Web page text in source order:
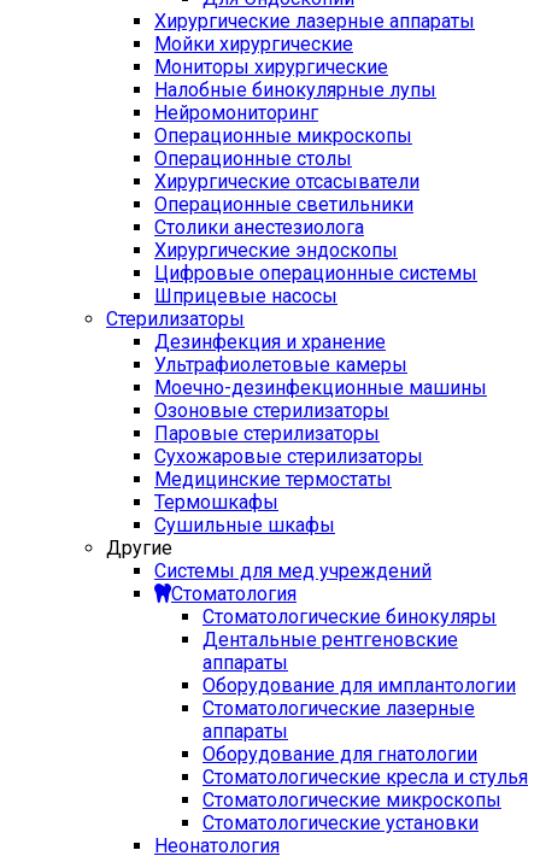
Хирургические лазерные аппараты
Мойки хирургические
Мониторы хирургические
Налобные бинокулярные лупы
Нейромониторинг
Операционные микроскопы
Операционные столы
Хирургические отсасыватели
Операционные светильники
Столики анестезиолога
Хирургические эндоскопы
Цифровые операционные системы
Шприцевые насосы
Стерилизаторы
Дезинфекция и хранение
Ультрафиолетовые камеры
Моечно-дезинфекционные машины
Озоновые стерилизаторы
Паровые стерилизаторы
Сухожаровые стерилизаторы
Медицинские термостаты
Термошкафы
Сушильные шкафы
Другие
Системы для мед учреждений
Стоматология
Стоматологические бинокуляры
Дентальные рентгеновские
аппараты
Оборудование для имплантологии
Стоматологические лазерные
аппараты
Оборудование для гнатологии
Стоматологические кресла и стулья
Стоматологические микроскопы
Стоматологические установки
Неонатология